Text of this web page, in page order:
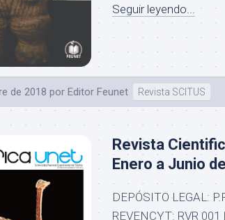
Seguir leyendo...
de 2018 por Editor Feunet Revista SCITUS
Revista
Enero a Junio
DEPÓSITO LEGAL:
REVENCYT: RVR